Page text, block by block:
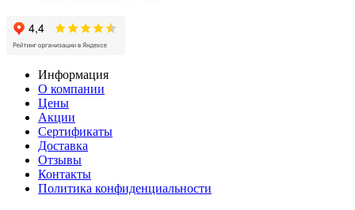
Информация
О компании
Цены
Акции
Сертификаты
Доставка
Отзывы
Контакты
Политика конфиденциальности